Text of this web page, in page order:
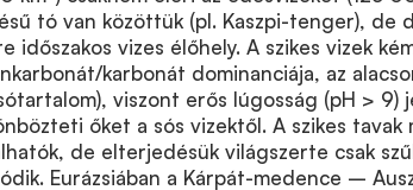
tó van közöttük (pl. Kaszpi-tenger), de
időszakos vizes élőhely. A szikes vizek
karbonát dominanciája, az
viszont erős lúgosság (pH > 9)
őket a sós vizektől. A szikes tavak
de elterjedésük világszerte csak
Eurázsiában a Kárpát-medence –